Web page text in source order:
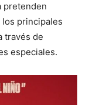
pretenden
principales
través de
especiales.